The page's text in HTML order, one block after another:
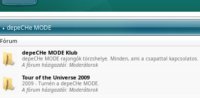
depeCHe MODE
Fórum
depeCHe MODE Klub
depeCHe MODE rajongók törzshelye. Minden, ami a csapattal kapcsolatos.
A fórum házigazdái: Moderátorok
Tour of the Universe 2009
2009 - Turnén a depeCHe MODE.
A fórum házigazdái: Moderátorok